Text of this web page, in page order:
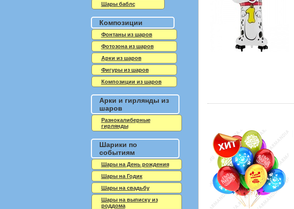
Шары баблс
Композиции
Фонтаны из шаров
Фотозона из шаров
Арки из шаров
Фигуры из шаров
Композиции из шаров
Арки и гирлянды из
шаров
Разнокалиберные
гирлянды
Шарики по
событиям
Шары на День рождения
Шары на Годик
Шары на свадьбу
Шары на выписку из
роддома